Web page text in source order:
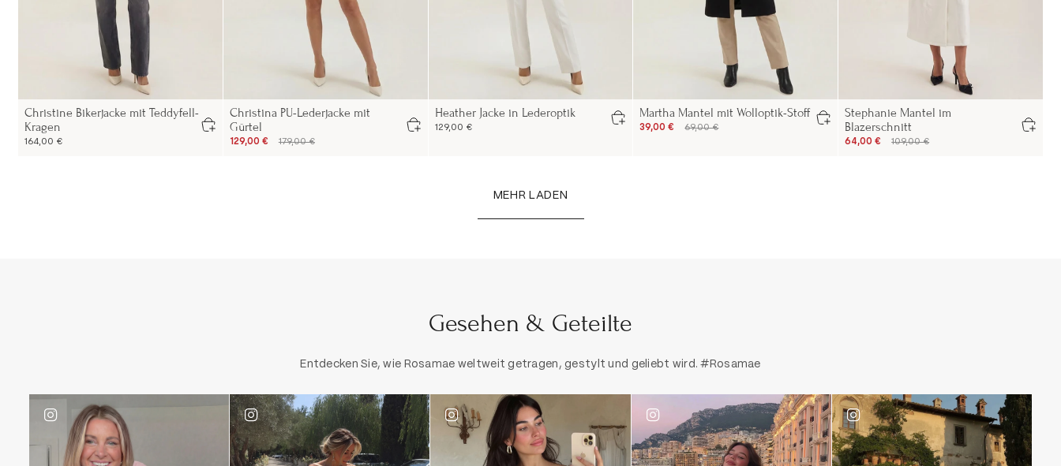
Christine Bikerjacke mit Teddyfell-
Kragen
164,00 €
Christina PU-Lederjacke mit
Gürtel
129,00 € 179,00 €
Heather Jacke in Lederoptik
129,00 €
Martha Mantel mit Wolloptik-Stoff
39,00 € 69,00 €
Stephanie Mantel im
Blazerschnitt
64,00 € 109,00 €
MEHR LADEN
Gesehen & Geteilte
Entdecken Sie, wie Rosamae weltweit getragen, gestylt und geliebt wird. #Rosamae